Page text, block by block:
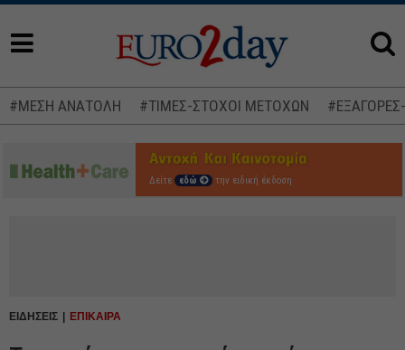
#ΜΕΣΗ ΑΝΑΤΟΛΗ #ΤΙΜΕΣ-ΣΤΟΧΟΙ ΜΕΤΟΧΩΝ
Δείτε εδώ την ειδική έκδοση
ΕΙΔΗΣΕΙΣ ΕΠΙΚΑΙΡΑ